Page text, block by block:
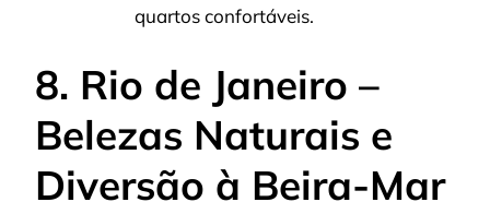
quartos confortáveis.
8. Rio de Janeiro –
Belezas Naturais e
Diversão à Beira-Mar